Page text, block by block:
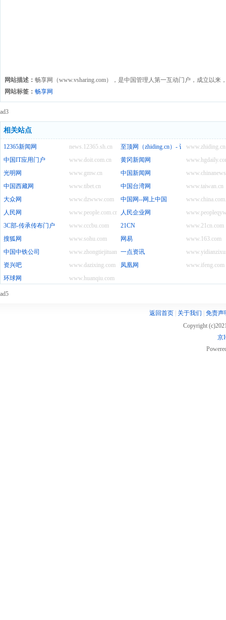
网站描述： 畅享网（www.vsharing.com），是中国管理人第一互动门户，成立以
网站标签： 畅享网
ad3
相关站点
news.12365.sh.cn
12365新闻网 www.zhiding.cn
至顶网（zhiding.cn）- 记录和推动数字
www.doit.com.cn
中国IT应用门户
黄冈新闻网
www.gmw.cn
光明网
中国新闻网
www.tibet.cn
中国西藏网 www.taiwan.cn
中国台湾网
www.dzwww.com
大众网
中国网--网上中国
www.people.com.cn
人民网
人民企业网
www.cccbu.com
3C部-传承传布门户 www.21cn.com
21CN
www.sohu.com
搜狐网 www.163.com
网易
www.zhongtiejituan.net
中国中铁公司
一点资讯
www.dazixing.com
资兴吧 www.ifeng.com
凤凰网
www.huanqiu.com
环球网
ad5
返回首页| 关于我们
免责声
Copyright
京